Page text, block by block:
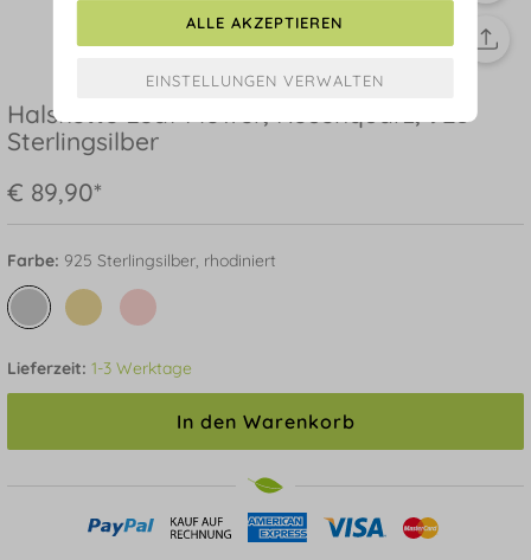
Halskette Leaf Flower, Rosenquarz, 925
Sterlingsilber
€ 89,90*
Farbe: 925 Sterlingsilber, rhodiniert
Lieferzeit: 1-3 Werktage
In den Warenkorb
ALLE AKZEPTIEREN